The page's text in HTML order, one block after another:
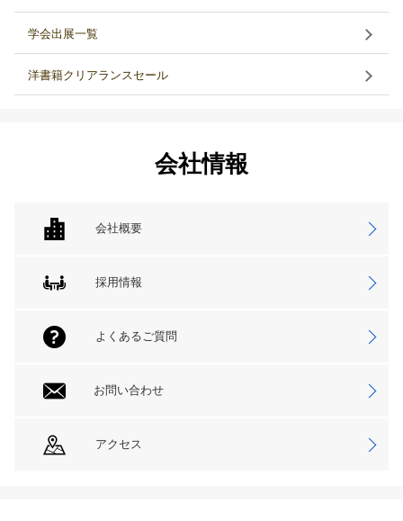
学会出展一覧
洋書籍クリアランスセール
会社情報
会社概要
採用情報
よくあるご質問
お問い合わせ
アクセス